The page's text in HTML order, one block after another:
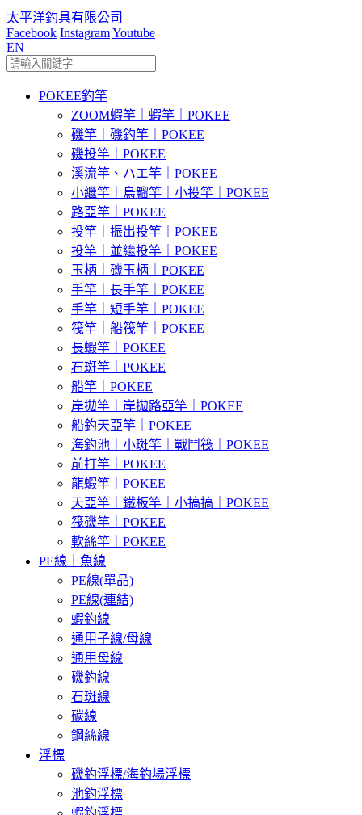
太平洋釣具有限公司
Facebook InstagramYoutube
EN
POKEE釣竿
ZOOM蝦竿｜蝦竿｜POKEE
磯竿｜磯釣竿｜POKEE
磯投竿｜POKEE
溪流竿、ハエ竿｜POKEE
小繼竿｜烏鰡竿｜小投竿｜POKEE
路亞竿｜POKEE
投竿｜振出投竿｜POKEE
投竿｜並繼投竿｜POKEE
玉柄｜磯玉柄｜POKEE
手竿｜長手竿｜POKEE
手竿｜短手竿｜POKEE
筏竿｜船筏竿｜POKEE
長蝦竿｜POKEE
石斑竿｜POKEE
船竿｜POKEE
岸拋竿｜岸拋路亞竿｜POKEE
船釣天亞竿｜POKEE
海釣池｜小斑竿｜戰鬥筏｜POKEE
前打竿｜POKEE
龍蝦竿｜POKEE
天亞竿｜鐵板竿｜小搞搞｜POKEE
筏磯竿｜POKEE
軟絲竿｜POKEE
PE線｜魚線
PE線(單品)
PE線(連結)
蝦釣線
通用子線/母線
通用母線
磯釣線
石斑線
碳線
鋼絲線
浮標
磯釣浮標/海釣場浮標
池釣浮標